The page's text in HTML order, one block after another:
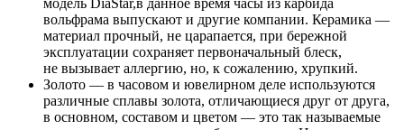
вольфрама выпускают и другие компании. Керамика —
материал прочный, не царапается, при бережной
эксплуатации сохраняет первоначальный блеск,
не вызывает аллергию, но, к сожалению, хрупкий.
Золото — в часовом и ювелирном деле используются
различные сплавы золота, отличающиеся друг от друга,
в основном, составом и цветом — это так называемые